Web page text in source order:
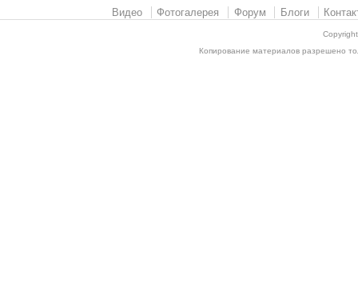
Видео Фотогалерея Форум Блоги
Копирование материалов разрешено